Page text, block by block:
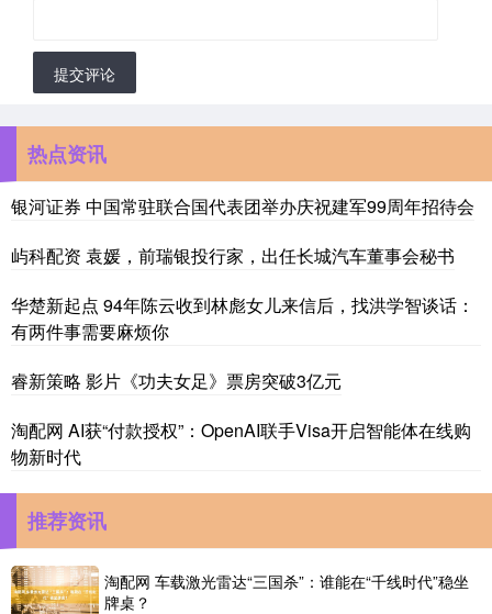
提交评论
热点资讯
银河证券 中国常驻联合国代表团举办庆祝建军99周年招待会
屿科配资 袁媛，前瑞银投行家，出任长城汽车董事会秘书
华楚新起点 94年陈云收到林彪女儿来信后，找洪学智谈话：
有两件事需要麻烦你
睿新策略 影片《功夫女足》票房突破3亿元
淘配网 AI获“付款授权”：OpenAI联手Visa开启智能体在线购
物新时代
推荐资讯
淘配网 车载激光雷达“三国杀”：谁能在“千线时代”稳坐
牌桌？